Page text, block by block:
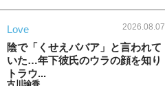
Love 2026.08.07
陰で「くせえババア」と言われて
いた…年下彼氏のウラの顔を知り
トラウ...
古川諭香